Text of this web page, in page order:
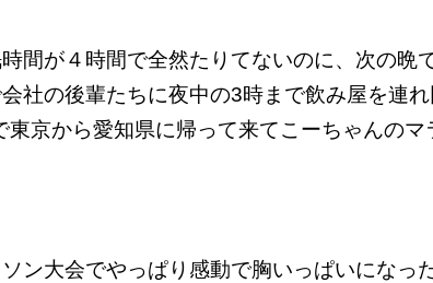
間が４時間で全然たりてないのに、次の晩
社の後輩たちに夜中の3時まで飲み屋を連れ
京から愛知県に帰って来てこーちゃんのマ
ン大会でやっぱり感動で胸いっぱいになっ